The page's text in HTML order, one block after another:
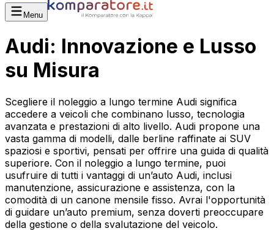
Menu
Audi: Innovazione e Lusso
su Misura
Scegliere il noleggio a lungo termine Audi significa
accedere a veicoli che combinano lusso, tecnologia
avanzata e prestazioni di alto livello. Audi propone una
vasta gamma di modelli, dalle berline raffinate ai SUV
spaziosi e sportivi, pensati per offrire una guida di qualità
superiore. Con il noleggio a lungo termine, puoi
usufruire di tutti i vantaggi di un’auto Audi, inclusi
manutenzione, assicurazione e assistenza, con la
comodità di un canone mensile fisso. Avrai l'opportunità
di guidare un’auto premium, senza doverti preoccupare
della gestione o della svalutazione del veicolo.